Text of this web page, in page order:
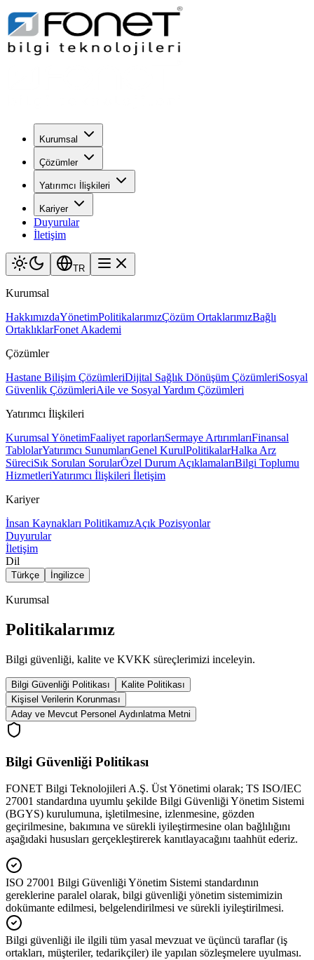
Kurumsal
Çözümler
Yatırımcı İlişkileri
Kariyer
Duyurular
İletişim
TR
Kurumsal
HakkımızdaYönetimPolitikalarımızÇözüm OrtaklarımızBağlı
OrtaklıklarFonet Akademi
Çözümler
Hastane Bilişim ÇözümleriDijital Sağlık Dönüşüm ÇözümleriSosyal
Güvenlik ÇözümleriAile ve Sosyal Yardım Çözümleri
Yatırımcı İlişkileri
Kurumsal YönetimFaaliyet raporlarıSermaye ArtırımlarıFinansal
TablolarYatırımcı SunumlarıGenel KurulPolitikalarHalka Arz
SüreciSık Sorulan SorularÖzel Durum AçıklamalarıBilgi Toplumu
HizmetleriYatırımcı İlişkileri İletişim
Kariyer
İnsan Kaynakları PolitikamızAçık Pozisyonlar
Duyurular
İletişim
Dil
Türkçe İngilizce
Kurumsal
Politikalarımız
Bilgi güvenliği, kalite ve KVKK süreçlerimizi inceleyin.
Bilgi Güvenliği Politikası
Kalite Politikası
Kişisel Verilerin Korunması
Aday ve Mevcut Personel Aydınlatma Metni
Bilgi Güvenliği Politikası
FONET Bilgi Teknolojileri A.Ş. Üst Yönetimi olarak; TS ISO/IEC
27001 standardına uyumlu şekilde Bilgi Güvenliği Yönetim Sistemi
(BGYS) kurulumuna, işletilmesine, izlenmesine, gözden
geçirilmesine, bakımına ve sürekli iyileştirmesine olan bağlılığını
aşağıdaki hususları gerçekleştirerek kanıtlayacağını taahhüt ederiz.
ISO 27001 Bilgi Güvenliği Yönetim Sistemi standardının
gereklerine paralel olarak, bilgi güvenliği yönetim sistemimizin
dokümante edilmesi, belgelendirilmesi ve sürekli iyileştirilmesi.
Bilgi güvenliği ile ilgili tüm yasal mevzuat ve üçüncü taraflar (iş
ortakları, müşteriler, tedarikçiler) ile yapılan sözleşmelere uyulması.